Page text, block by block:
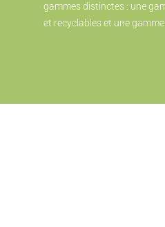
gammes distinctes : une
et recyclables et une